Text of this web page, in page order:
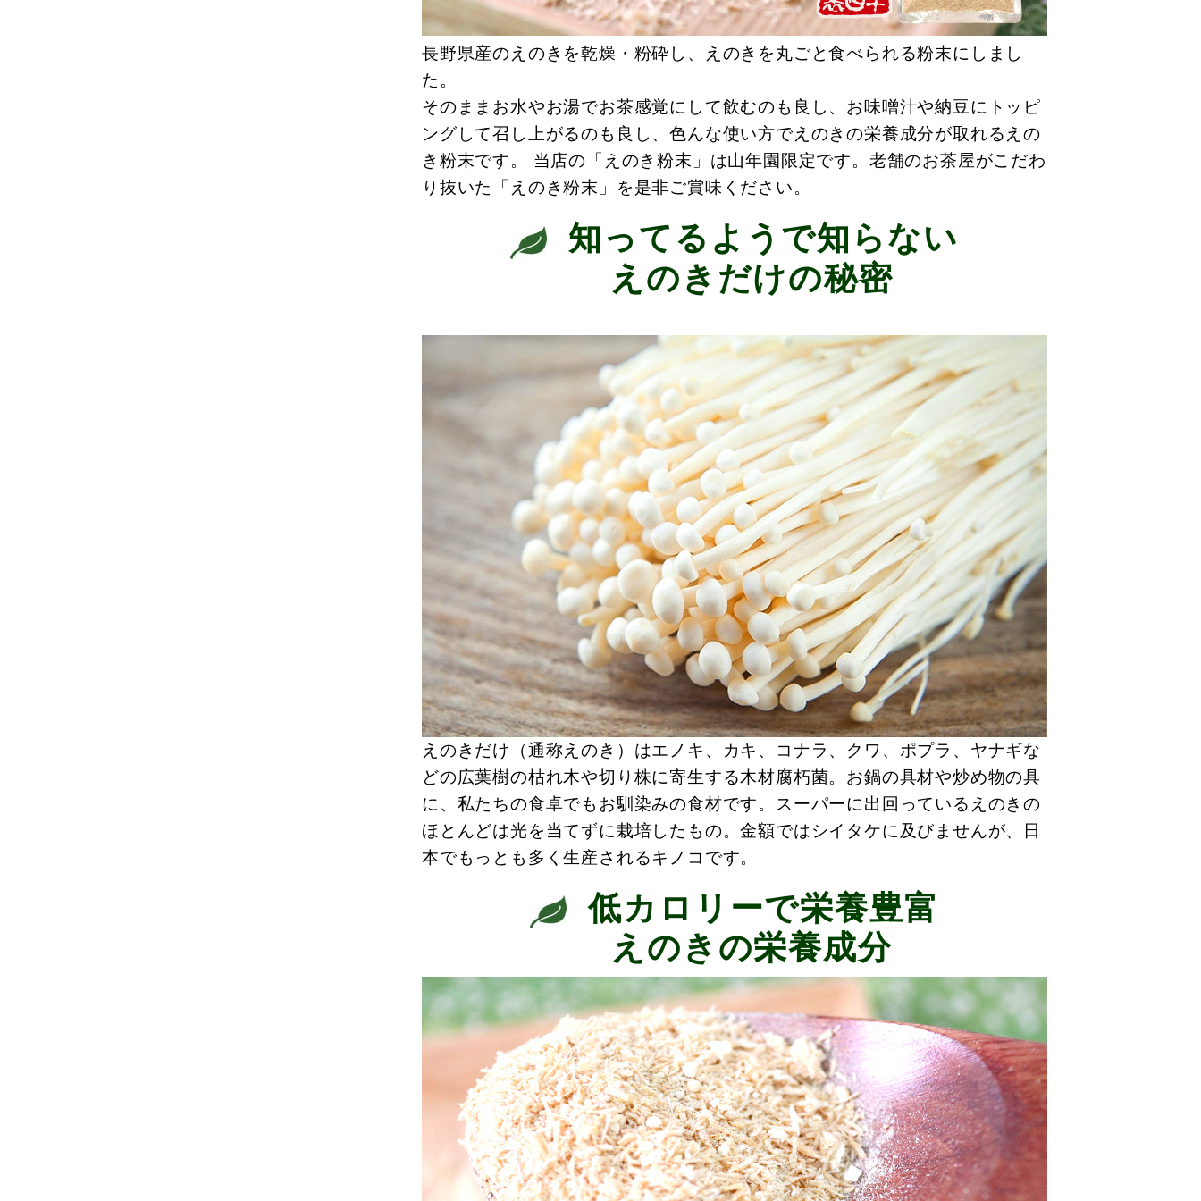
長野県産のえのきを乾燥・粉砕し、えのきを丸ごと食べられる粉末にしまし
た。
そのままお水やお湯でお茶感覚にして飲むのも良し、お味噌汁や納豆にトッピ
ングして召し上がるのも良し、色んな使い方でえのきの栄養成分が取れるえの
き粉末です。 当店の「えのき粉末」は山年園限定です。老舗のお茶屋がこだわ
り抜いた「えのき粉末」を是非ご賞味ください。
知ってるようで知らない
えのきだけの秘密
えのきだけ（通称えのき）はエノキ、カキ、コナラ、クワ、ポプラ、ヤナギな
どの広葉樹の枯れ木や切り株に寄生する木材腐朽菌。お鍋の具材や炒め物の具
に、私たちの食卓でもお馴染みの食材です。スーパーに出回っているえのきの
ほとんどは光を当てずに栽培したもの。金額ではシイタケに及びませんが、日
本でもっとも多く生産されるキノコです。
低カロリーで栄養豊富
えのきの栄養成分